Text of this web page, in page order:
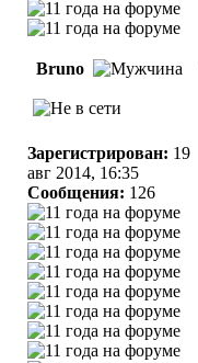
Bruno
Зарегистрирован: 19
авг 2014, 16:35
Сообщения: 126